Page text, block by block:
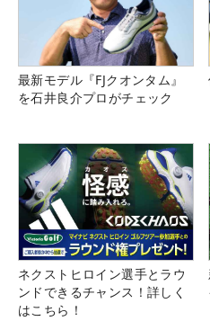
最新モデル『FJクオンタム』
を石井良介プロがチェック
ネクストヒロイン選手とラウ
ンドできるチャンス！詳しく
はこちら！